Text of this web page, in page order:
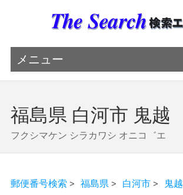
メニュー
福島県 白河市 鬼越
フクシマケン シラカワシ オニコ゛エ
郵便番号検索 > 福島県 > 白河市> 鬼越